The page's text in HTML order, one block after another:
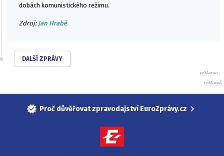
dobách komunistického režimu.
Zdroj: Jan Hrabě
DALŠÍ ZPRÁVY
Proč důvěřovat zpravodajství EuroZprávy.cz